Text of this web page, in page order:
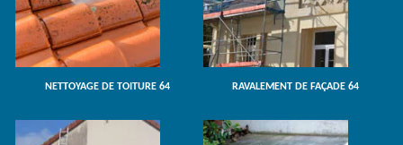
NETTOYAGE DE TOITURE 64 RAVALEMENT DE FAÇADE 64